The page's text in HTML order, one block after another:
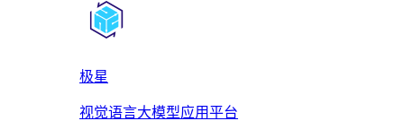
极星
视觉语言大模型应用平台